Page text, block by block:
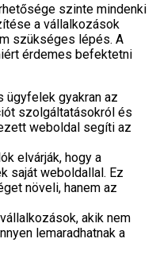
szinte mindenki
a vállalkozások
szükséges lépés. A
érdemes befektetni
ügyfelek gyakran az
szolgáltatásokról és
weboldal segíti az
elvárják, hogy a
saját weboldallal. Ez
növeli, hanem az
akik nem
lemaradhatnak a